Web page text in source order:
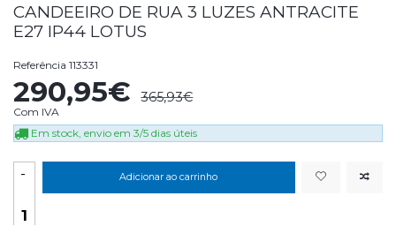
CANDEEIRO DE RUA 3 LUZES ANTRACITE
E27 IP44 LOTUS
Referência 113331
290,95€ 365,93€
Com IVA
Em stock, envio em 3/5 dias úteis
- Adicionar ao carrinho